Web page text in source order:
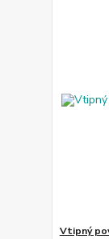
Vtipný